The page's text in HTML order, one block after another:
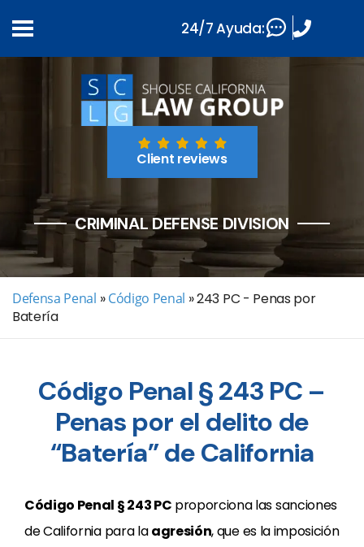
Client reviews
CRIMINAL DEFENSE DIVISION
Defensa Penal » Código Penal »243 PC - Penas por
Batería
Código Penal § 243 PC –
Penas por el delito de
“Batería” de California
Código Penal § 243 PC proporciona las sanciones
de California para laagresión, que es la imposición
24/7 Ayuda: